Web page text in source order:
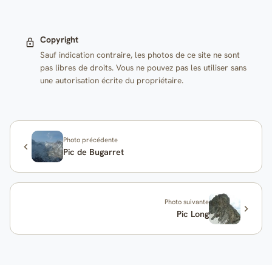
Copyright
Sauf indication contraire, les photos de ce site ne sont
pas libres de droits. Vous ne pouvez pas les utiliser sans
une autorisation écrite du propriétaire.
Photo précédente
Pic de Bugarret
Photo suivante
Pic Long